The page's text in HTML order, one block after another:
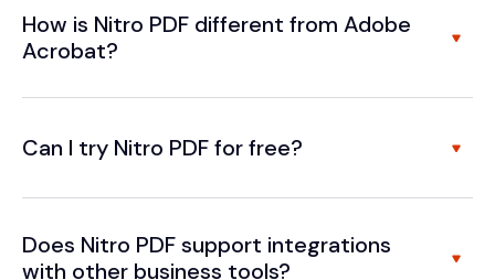
How is Nitro PDF different from Adobe
Acrobat?
Can I try Nitro PDF for free?
Does Nitro PDF support integrations
with other business tools?